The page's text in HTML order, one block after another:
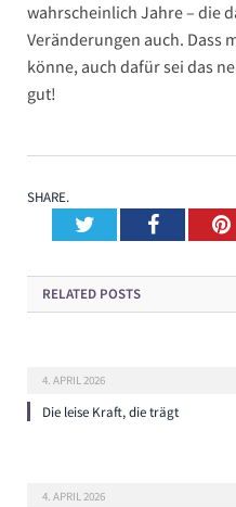
wahrscheinlich Jahre – die
Veränderungen auch. Dass
könne, auch dafür sei das
gut!
SHARE.
TwitterFacebook
RELATED POSTS
4. APRIL 2026
Die leise Kraft, die trägt
4. APRIL 2026